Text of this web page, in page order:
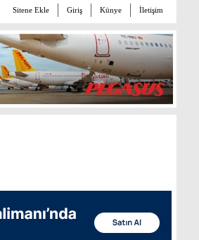
Sitene Ekle Giriş Künye İletişim